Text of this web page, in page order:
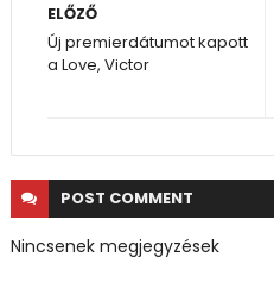
ELŐZŐ
Új premierdátumot kapott
a Love, Victor
POST COMMENT
Nincsenek megjegyzések